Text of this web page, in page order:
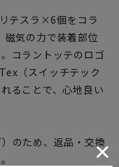
テスラ×6個をコラ
磁気の力で装着部位
コラントッテのロゴ
（スイッチテック
ることで、心地良い
のため、返品・交換